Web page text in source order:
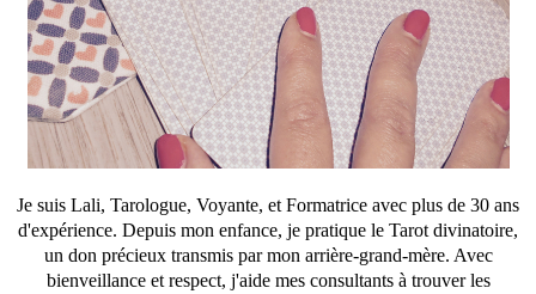
Je suis Lali, Tarologue, Voyante, et Formatrice avec plus de 30 ans
d'expérience. Depuis mon enfance, je pratique le Tarot divinatoire,
un don précieux transmis par mon arrière-grand-mère. Avec
bienveillance et respect, j'aide mes consultants à trouver les